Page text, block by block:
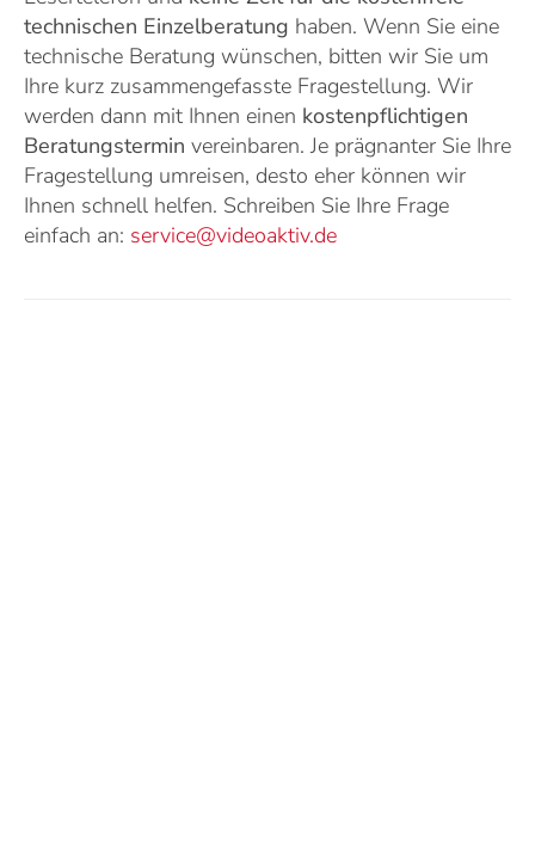
technischen Einzelberatung haben. Wenn Sie eine
technische Beratung wünschen, bitten wir Sie um
Ihre kurz zusammengefasste Fragestellung. Wir
werden dann mit Ihnen einen kostenpflichtigen
Beratungstermin vereinbaren. Je prägnanter Sie Ihre
Fragestellung umreisen, desto eher können wir
Ihnen schnell helfen. Schreiben Sie Ihre Frage
einfach an: service@videoaktiv.de